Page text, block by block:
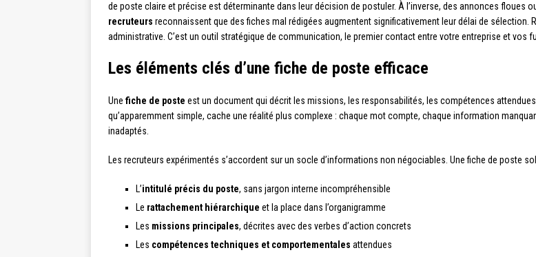
de poste claire et précise est déterminante dans leur décision de postuler. À l’inverse, des annonces floues
recruteurs reconnaissent que des fiches mal rédigées augmentent significativement leur délai de sélection.
administrative. C’est un outil stratégique de communication, le premier contact entre votre entreprise et vos
Les éléments clés d’une fiche de poste efficace
Une fiche de poste est un document qui décrit les missions, les responsabilités, les compétences
qu’apparemment simple, cache une réalité plus complexe : chaque mot compte, chaque information
inadaptés.
Les recruteurs expérimentés s’accordent sur un socle d’informations non négociables. Une fiche de poste
L’intitulé précis du poste, sans jargon interne incompréhensible
Le rattachement hiérarchique et la place dans l’organigramme
Les missions principales, décrites avec des verbes d’action concrets
Les compétences techniques et comportementales attendues